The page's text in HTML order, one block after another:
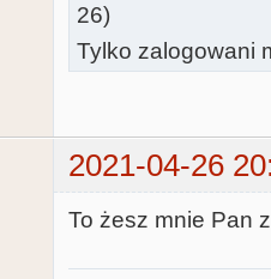
26)
Tylko zalogowani
2021-04-26
To żesz mnie Pan